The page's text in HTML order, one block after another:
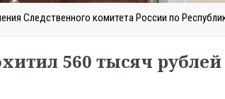
Следственного комитета России по
560 тысяч рублей